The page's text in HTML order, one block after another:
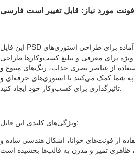
فونت مورد نیاز: قابل تغییر است فارسی
این فایل PSD مجموعه کاملی از قالب‌های آماده برای طراحی استوری‌های
برای معرفی و تبلیغ کسب‌وکارها طراحی
از عناصر بصری جذاب، رنگ‌های متنوع و
به شما کمک می‌کنند تا استوری‌های حرفه‌ای و
تاثیرگذاری برای کسب‌وکار خود ایجاد کنید.
ویژگی‌های کلیدی این فایل:
از فونت‌های خوانا، اشکال هندسی ساده و